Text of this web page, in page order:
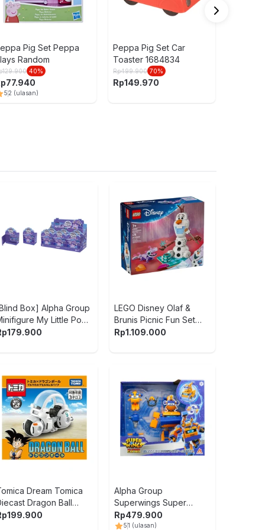
Pig Set Peppa
Random
129.900 40%
77.940
52 (ulasan)
Peppa Pig Set Car
Toaster 1684834
Rp499.900 70%
Rp149.970
Box] Alpha Group
My Little Pony
House
179.900
LEGO Disney Olaf &
Brunis Picnic Fun Set
478 pcs 43287 - Putih
Rp1.109.000
Dream Tomica
Dragon Ball
Capsule
199.900
Alpha Group
Superwings Super
Combo Electric Robot
Suit Marty - Oranye/Biru
Rp479.900
51 (ulasan)